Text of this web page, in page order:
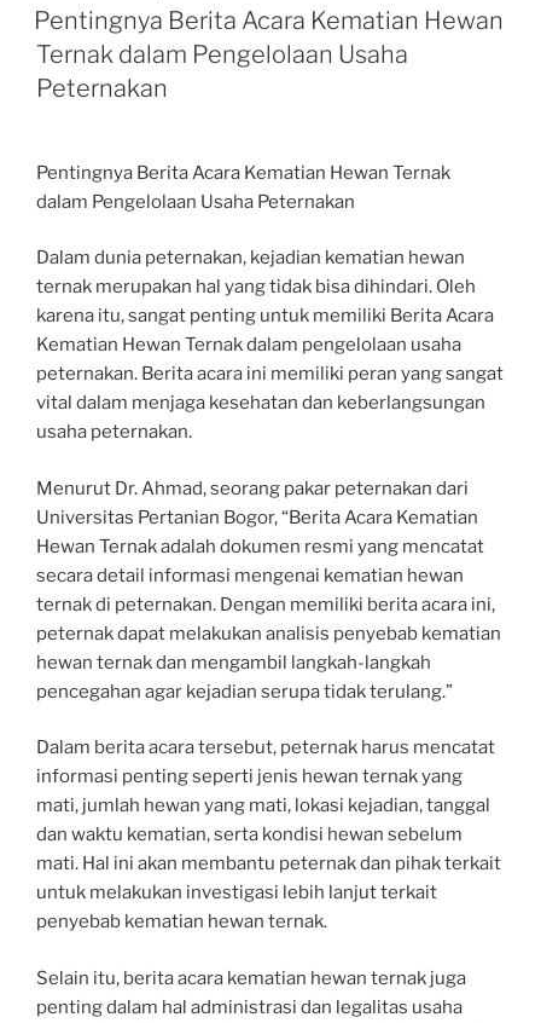
ON
Pentingnya Berita Acara Kematian Hewan
Ternak dalam Pengelolaan Usaha
Peternakan
Pentingnya Berita Acara Kematian Hewan Ternak
dalam Pengelolaan Usaha Peternakan
Dalam dunia peternakan, kejadian kematian hewan
ternak merupakan hal yang tidak bisa dihindari. Oleh
karena itu, sangat penting untuk memiliki Berita Acara
Kematian Hewan Ternak dalam pengelolaan usaha
peternakan. Berita acara ini memiliki peran yang sangat
vital dalam menjaga kesehatan dan keberlangsungan
usaha peternakan.
Menurut Dr. Ahmad, seorang pakar peternakan dari
Universitas Pertanian Bogor, “Berita Acara Kematian
Hewan Ternak adalah dokumen resmi yang mencatat
secara detail informasi mengenai kematian hewan
ternak di peternakan. Dengan memiliki berita acara ini,
peternak dapat melakukan analisis penyebab kematian
hewan ternak dan mengambil langkah-langkah
pencegahan agar kejadian serupa tidak terulang.”
Dalam berita acara tersebut, peternak harus mencatat
informasi penting seperti jenis hewan ternak yang
mati, jumlah hewan yang mati, lokasi kejadian, tanggal
dan waktu kematian, serta kondisi hewan sebelum
mati. Hal ini akan membantu peternak dan pihak terkait
untuk melakukan investigasi lebih lanjut terkait
penyebab kematian hewan ternak.
Selain itu, berita acara kematian hewan ternak juga
penting dalam hal administrasi dan legalitas usaha